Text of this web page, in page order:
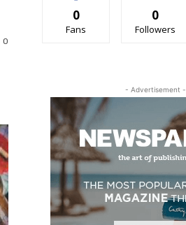
0
0
Fans
0
Followers
- Advertisement -